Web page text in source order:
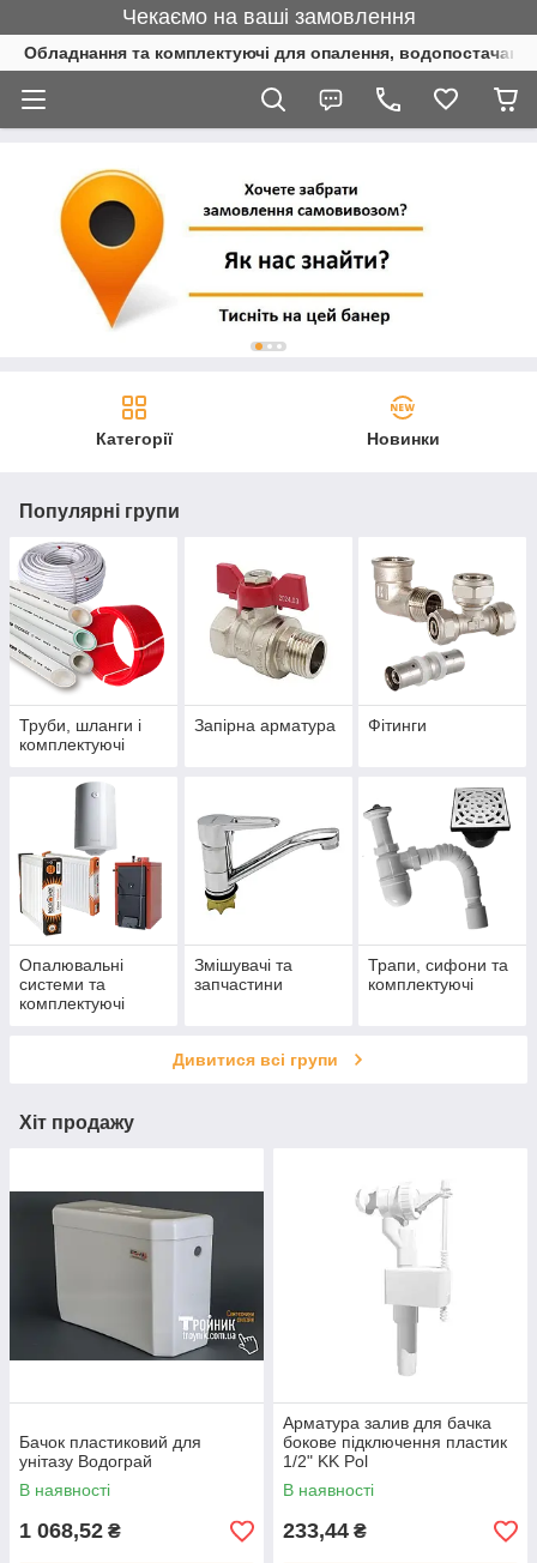
Чекаємо на ваші замовлення
Обладнання та комплектуючі для опалення, водопостачання
Категорії Новинки
Популярні групи
Труби, шланги і
комплектуючі
Запірна арматура Фітинги
Опалювальні
системи та
комплектуючі
Змішувачі та
запчастини
Трапи, сифони та
комплектуючі
Дивитися всі групи
Хіт продажу
Бачок пластиковий для
унітазу Водограй
В наявності
1 068,52 ₴
Арматура залив для бачка
бокове підключення пластик
1/2" KK Pol
В наявності
233,44 ₴